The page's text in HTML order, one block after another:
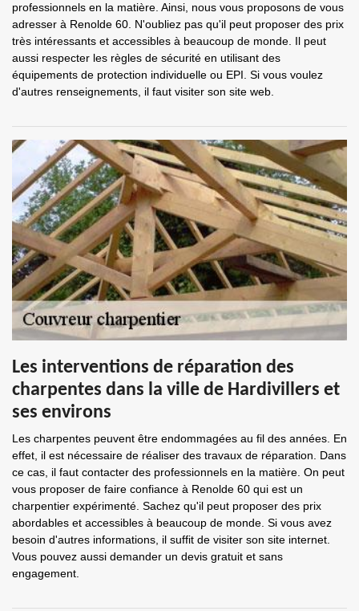
professionnels en la matière. Ainsi, nous vous proposons de vous
adresser à Renolde 60. N'oubliez pas qu'il peut proposer des prix
très intéressants et accessibles à beaucoup de monde. Il peut
aussi respecter les règles de sécurité en utilisant des
équipements de protection individuelle ou EPI. Si vous voulez
d'autres renseignements, il faut visiter son site web.
Les interventions de réparation des
charpentes dans la ville de Hardivillers et
ses environs
Les charpentes peuvent être endommagées au fil des années. En
effet, il est nécessaire de réaliser des travaux de réparation. Dans
ce cas, il faut contacter des professionnels en la matière. On peut
vous proposer de faire confiance à Renolde 60 qui est un
charpentier expérimenté. Sachez qu'il peut proposer des prix
abordables et accessibles à beaucoup de monde. Si vous avez
besoin d'autres informations, il suffit de visiter son site internet.
Vous pouvez aussi demander un devis gratuit et sans
engagement.